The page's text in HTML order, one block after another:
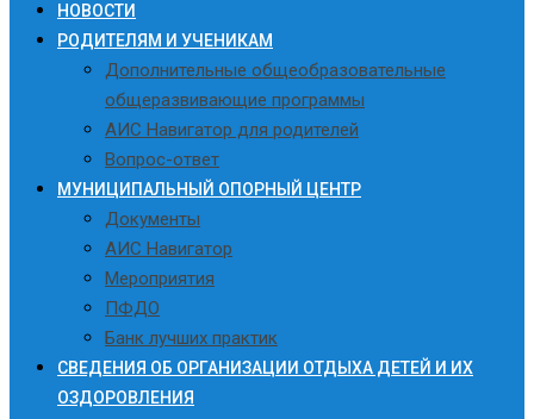
НОВОСТИ
РОДИТЕЛЯМ И УЧЕНИКАМ
Дополнительные общеобразовательные
общеразвивающие программы
АИС Навигатор для родителей
Вопрос-ответ
МУНИЦИПАЛЬНЫЙ ОПОРНЫЙ ЦЕНТР
Документы
АИС Навигатор
Мероприятия
ПФДО
Банк лучших практик
СВЕДЕНИЯ ОБ ОРГАНИЗАЦИИ ОТДЫХА ДЕТЕЙ И ИХ
ОЗДОРОВЛЕНИЯ